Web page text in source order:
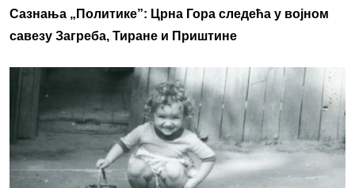
Сазнања „Политике”: Црна Гора следећа у војном
савезу Загреба, Тиране и Приштине